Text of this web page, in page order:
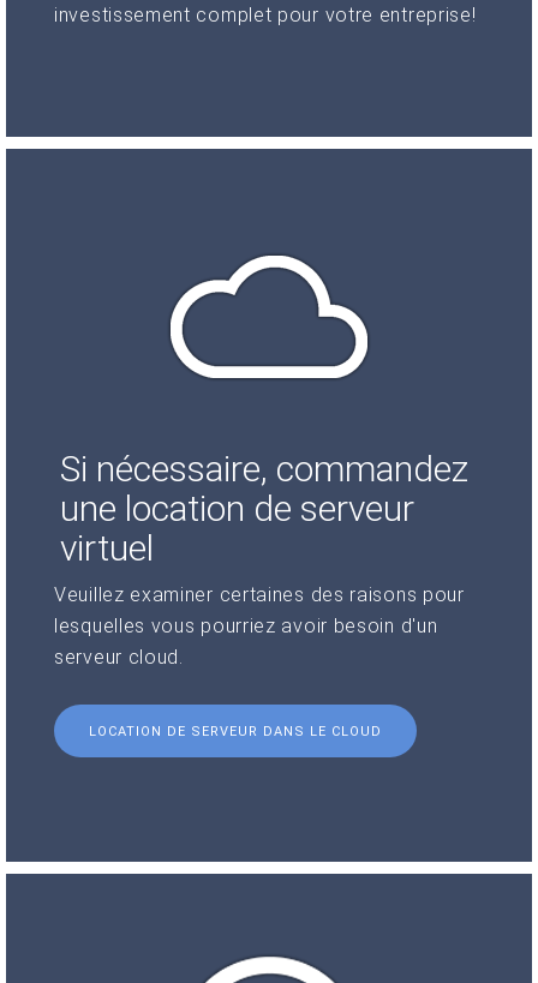
investissement complet pour votre entreprise!
Si nécessaire, commandez
une location de serveur
virtuel
Veuillez examiner certaines des raisons pour
lesquelles vous pourriez avoir besoin d'un
serveur cloud.
LOCATION DE SERVEUR DANS LE CLOUD